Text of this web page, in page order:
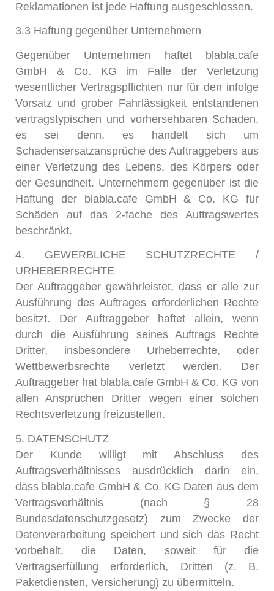
Reklamationen ist jede Haftung ausgeschlossen.
3.3 Haftung gegenüber Unternehmern
Gegenüber Unternehmen haftet blabla.cafe
GmbH & Co. KG im Falle der Verletzung
wesentlicher Vertragspflichten nur für den infolge
Vorsatz und grober Fahrlässigkeit entstandenen
vertragstypischen und vorhersehbaren Schaden,
es sei denn, es handelt sich um
Schadensersatzansprüche des Auftraggebers aus
einer Verletzung des Lebens, des Körpers oder
der Gesundheit. Unternehmern gegenüber ist die
Haftung der blabla.cafe GmbH & Co. KG für
Schäden auf das 2-fache des Auftragswertes
beschränkt.
4. GEWERBLICHE SCHUTZRECHTE /
URHEBERRECHTE
Der Auftraggeber gewährleistet, dass er alle zur
Ausführung des Auftrages erforderlichen Rechte
besitzt. Der Auftraggeber haftet allein, wenn
durch die Ausführung seines Auftrags Rechte
Dritter, insbesondere Urheberrechte, oder
Wettbewerbsrechte verletzt werden. Der
Auftraggeber hat blabla.cafe GmbH & Co. KG von
allen Ansprüchen Dritter wegen einer solchen
Rechtsverletzung freizustellen.
5. DATENSCHUTZ
Der Kunde willigt mit Abschluss des
Auftragsverhältnisses ausdrücklich darin ein,
dass blabla.cafe GmbH & Co. KG Daten aus dem
Vertragsverhältnis (nach § 28
Bundesdatenschutzgesetz) zum Zwecke der
Datenverarbeitung speichert und sich das Recht
vorbehält, die Daten, soweit für die
Vertragserfüllung erforderlich, Dritten (z. B.
Paketdiensten, Versicherung) zu übermitteln.